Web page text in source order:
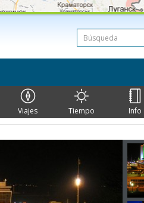
Viajes Tiempo Info